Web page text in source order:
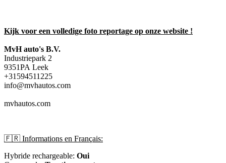
Kijk voor een volledige foto reportage op onze website !
MvH auto's B.V.
Industriepark 2
9351PA Leek
+31594511225
info@mvhautos.com
mvhautos.com
🇫🇷 Informations en Français:
Hybride rechargeable: Oui